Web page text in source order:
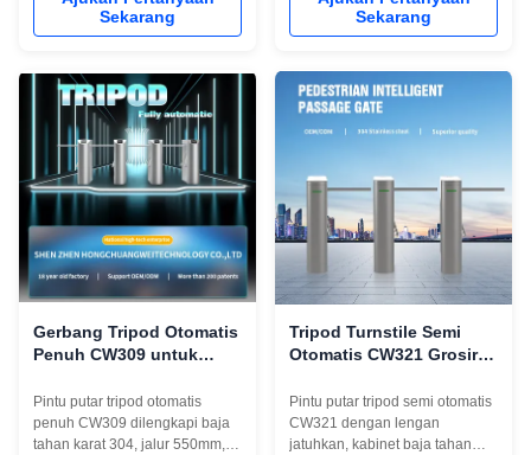
akses kartu, kode QR, wajah
dan sidik jari untuk pabrik,
Sekarang
proyek kontrol akses grosir,
ekspor dan internasional.
Sekarang
Gerbang Tripod Otomatis
Penuh CW309 untuk
dan Luar Ruangan
Pintu putar tripod otomatis
penuh CW309 dilengkapi baja
tahan karat 304, jalur 550mm,
Tripod Turnstile Semi
Otomatis CW321 Grosir
dan Sekolah
Pintu putar tripod semi otomatis
CW321 dengan lengan
jatuhkan, kabinet baja tahan